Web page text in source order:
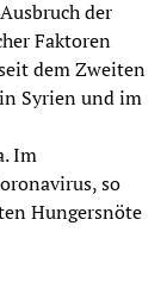
der
Faktoren
dem Zweiten
Syrien und im
Im
so
Hungersnöte